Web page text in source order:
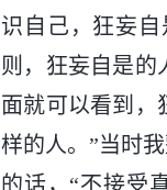
识自己，狂妄
则，狂妄自是的
面就可以看到，
样的人。”当时
的话，“不接受